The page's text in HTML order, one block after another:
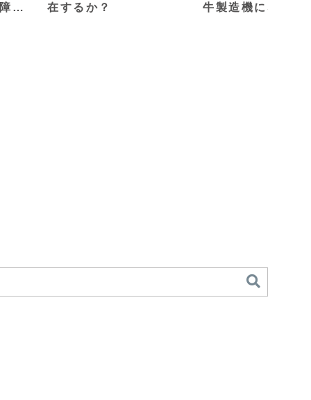
改
在するか？
牛製造機になって